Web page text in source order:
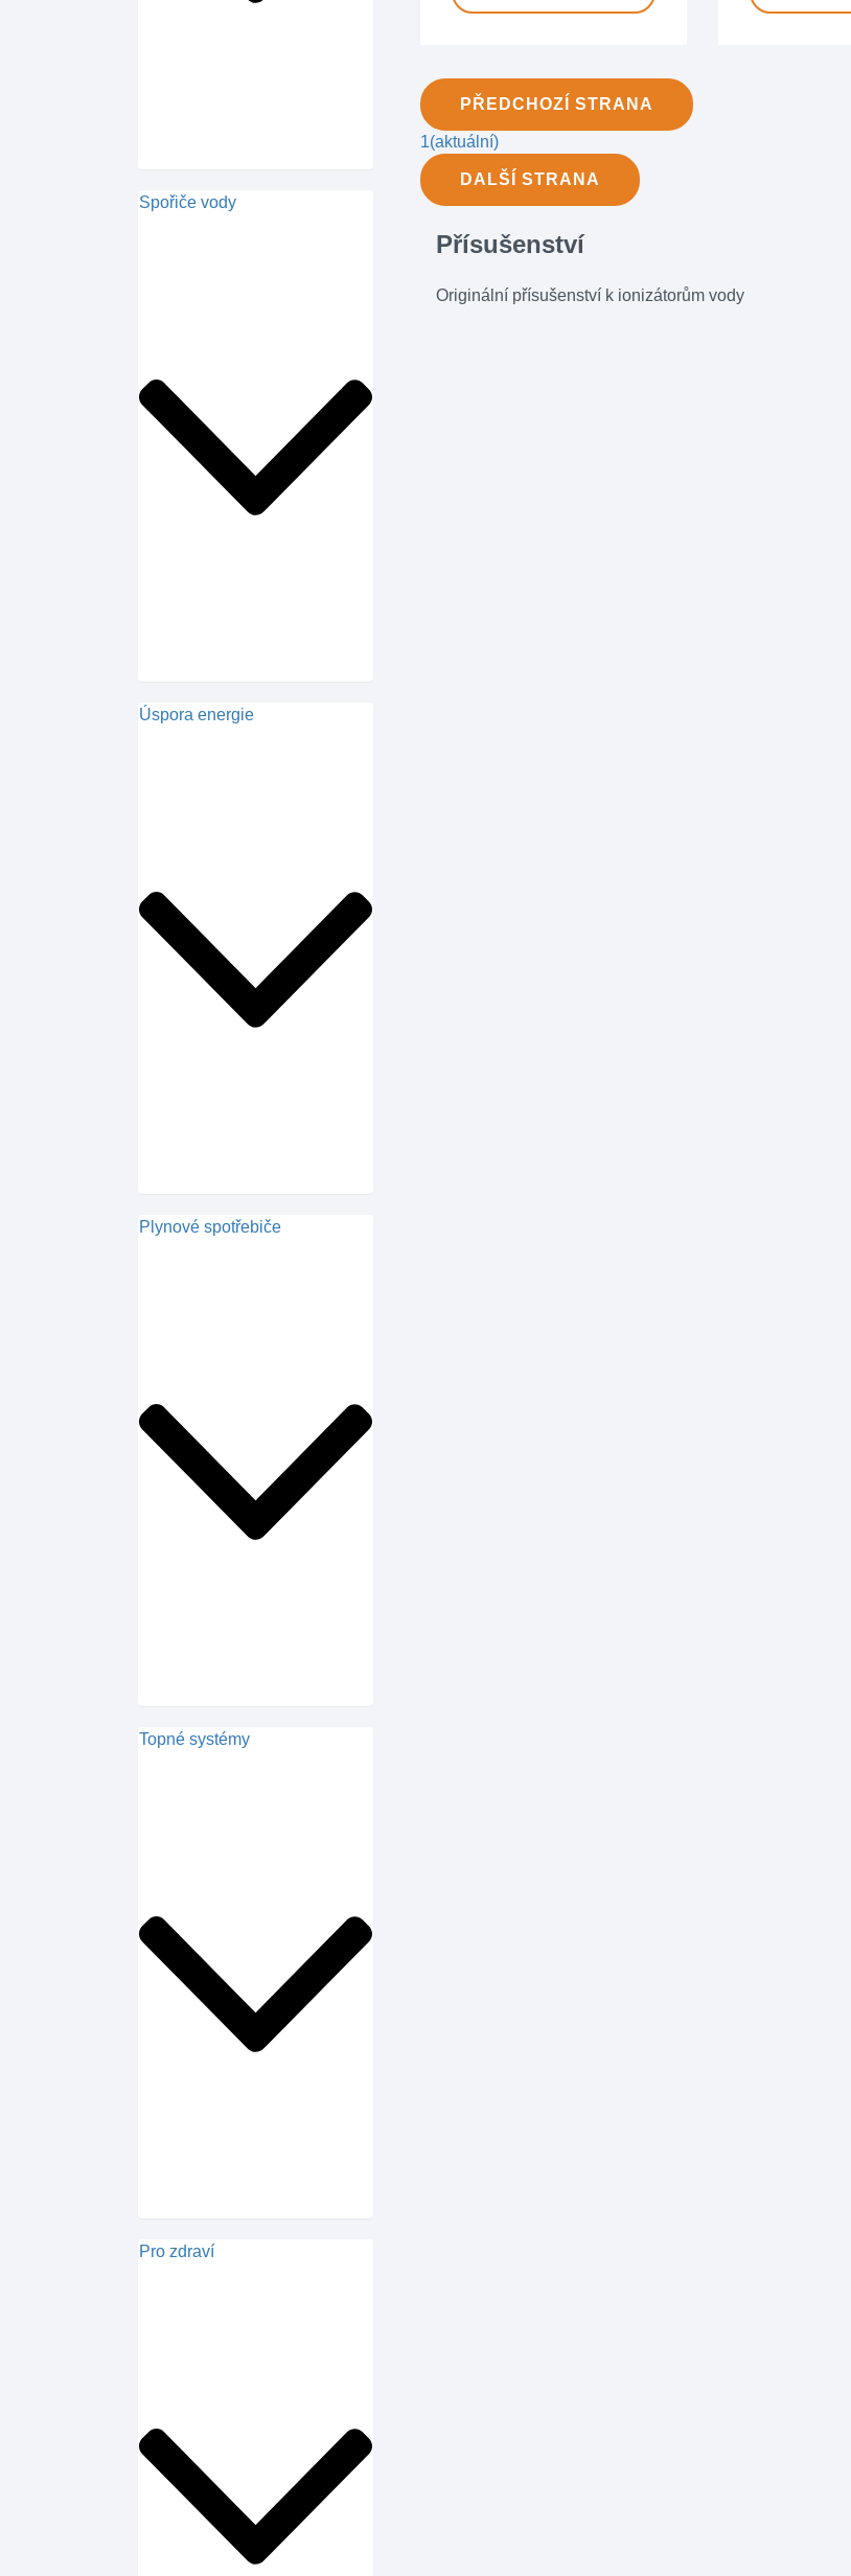
Spořiče vody
Úspora energie
Plynové spotřebiče
Topné systémy
Pro zdraví
PŘEDCHOZÍ STRANA
1(aktuální)
DALŠÍ STRANA
Přísušenství
Originální přísušenství k ionizátorům vody